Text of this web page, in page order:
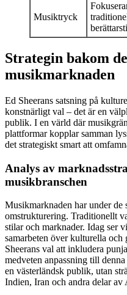
Musiktryck
Strategin bakom
musikmarknaden
Ed Sheerans satsning på
konstnärligt val – det är en
publik. I en värld där
plattformar kopplar samman
det strategiskt smart att
Analys av
musikbranschen
Musikmarknaden har under de
omstrukturering. Traditionellt
stilar och marknader. Idag ser
samarbeten över kulturella
Sheerans val att inkludera
medveten anpassning till
en västerländsk publik, utan
Indien, Iran och andra delar av